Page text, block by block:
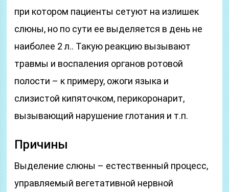
при котором пациенты сетуют на излишек
слюны, но по сути ее выделяется в день не
наиболее 2 л.. Такую реакцию вызывают
травмы и воспаления органов ротовой
полости – к примеру, ожоги языка и
слизистой кипяточком, перикоронарит,
вызывающий нарушение глотания и т.п.
Причины
Выделение слюны – естественный процесс,
управляемый вегетативной нервной